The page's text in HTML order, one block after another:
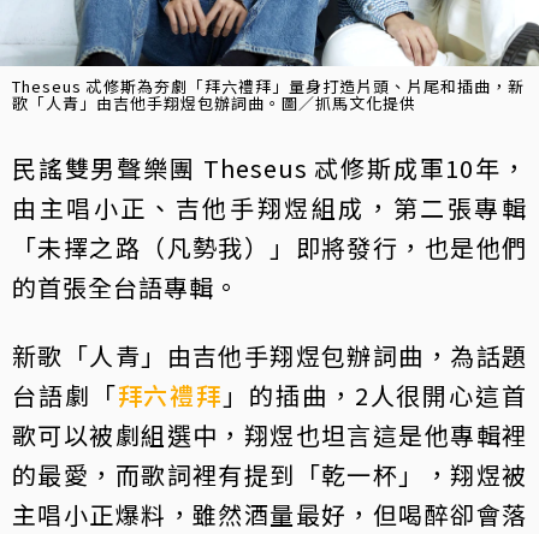
Theseus 忒修斯為夯劇「拜六禮拜」量身打造片頭、片尾和插曲，新
歌「人青」由吉他手翔煜包辦詞曲。圖／抓馬文化提供
民謠雙男聲樂團 Theseus 忒修斯成軍10年，
由主唱小正、吉他手翔煜組成，第二張專輯
「未擇之路（凡勢我）」即將發行，也是他們
的首張全台語專輯。
新歌「人青」由吉他手翔煜包辦詞曲，為話題
台語劇「拜六禮拜 」的插曲，2人很開心這首
歌可以被劇組選中，翔煜也坦言這是他專輯裡
的最愛，而歌詞裡有提到「乾一杯」，翔煜被
主唱小正爆料，雖然酒量最好，但喝醉卻會落